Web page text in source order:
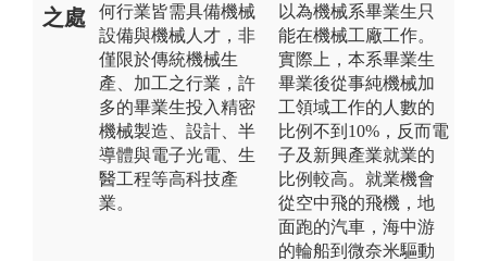
之處
何行業皆需具備機械
設備與機械人才，非
僅限於傳統機械生
產、加工之行業，許
多的畢業生投入精密
機械製造、設計、半
導體與電子光電、生
醫工程等高科技產
業。
以為機械系畢業生只
能在機械工廠工作。
實際上，本系畢業生
畢業後從事純機械加
工領域工作的人數的
比例不到10%，反而電
子及新興產業就業的
比例較高。就業機會
從空中飛的飛機，地
面跑的汽車，海中游
的輪船到微奈米驅動